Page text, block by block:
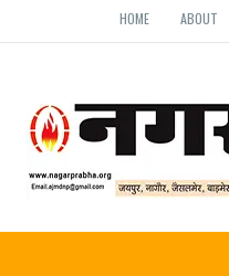
HOME ABOUT